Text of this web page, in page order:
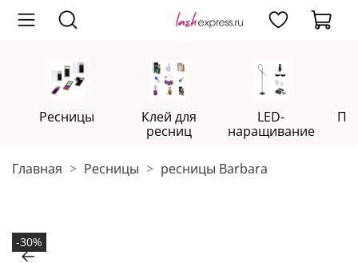
Ресницы
Клей для
ресниц
LED-
наращивание
Главная Ресницы ресницы Barbara
-30%